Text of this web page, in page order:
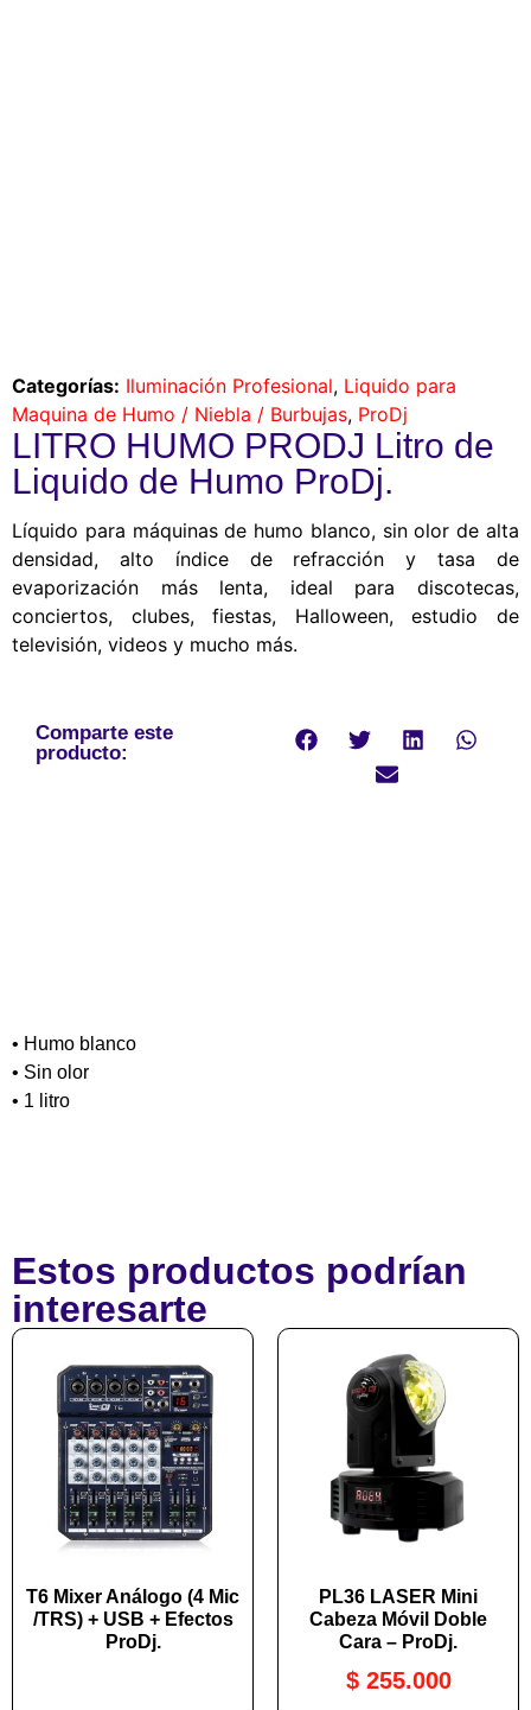
Categorías: Iluminación Profesional, Liquido para
Maquina de Humo / Niebla / Burbujas, ProDj
LITRO HUMO PRODJ Litro de
Liquido de Humo ProDj.
Líquido para máquinas de humo blanco, sin olor de alta
densidad, alto índice de refracción y tasa de
evaporización más lenta, ideal para discotecas,
conciertos, clubes, fiestas, Halloween, estudio de
televisión, videos y mucho más.
Comparte este
producto:
• Humo blanco
• Sin olor
• 1 litro
Estos productos podrían
interesarte
T6 Mixer Análogo (4 Mic
/TRS) + USB + Efectos
ProDj.
PL36 LASER Mini
Cabeza Móvil Doble
Cara – ProDj.
$255.000